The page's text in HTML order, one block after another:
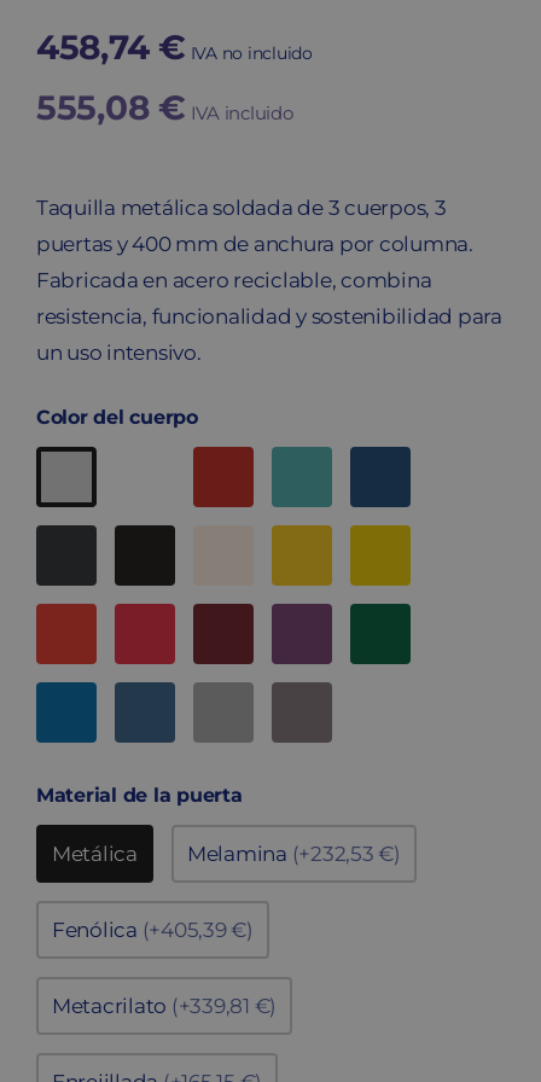
458,74 € IVA no incluido
555,08 € IVA incluido
Taquilla metálica soldada de 3 cuerpos, 3
puertas y 400 mm de anchura por columna.
Fabricada en acero reciclable, combina
resistencia, funcionalidad y sostenibilidad para
un uso intensivo.
Color del cuerpo
Material de la puerta
Metálica Melamina (+232,53 €)
Fenólica (+405,39 €)
Metacrilato (+339,81 €)